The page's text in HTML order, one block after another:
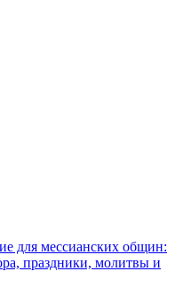
для мессианских общин:
праздники, молитвы и